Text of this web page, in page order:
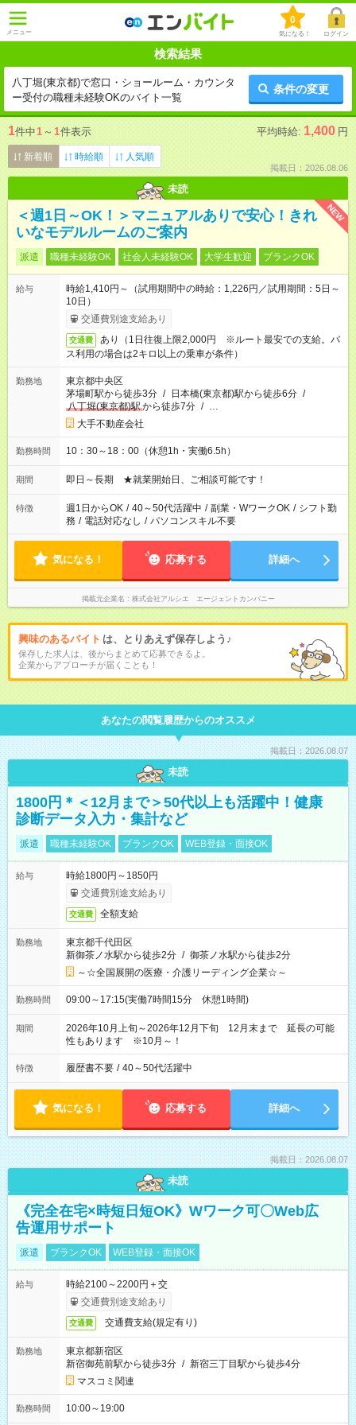
メニュー
0
気になる！ ログイン
検索結果
八丁堀(東京都)で窓口・ショールーム・カウンタ
ー受付の職種未経験OKのバイト一覧
条件の変更
1件中1 ～ 1件表示 平均時給: 1,400 円
新着順 時給順 人気順
掲載日：2026.08.06
未読
NEW
＜週1日～OK！＞マニュアルありで安心！きれ
いなモデルルームのご案内
派遣 職種未経験OK 社会人未経験OK 大学生歓迎 ブランクOK
給与
時給1,410円～（試用期間中の時給：1,226円／試用期間：5日～
10日）
交通費別途支給あり
交通費
あり（1日往復上限2,000円 ※ルート最安での支給。バ
ス利用の場合は2キロ以上の乗車が条件）
勤務地
東京都中央区
茅場町駅から徒歩3分 / 日本橋(東京都)駅から徒歩6分 /
八丁堀(東京都)駅から徒歩7分 / …
大手不動産会社
勤務時間 10：30～18：00（休憩1h・実働6.5h）
期間 即日～長期 ★就業開始日、ご相談可能です！
特徴 週1日からOK / 40～50代活躍中 / 副業・WワークOK / シフト勤
務 / 電話対応なし / パソコンスキル不要
気になる！ 応募する 詳細へ
掲載元企業名 株式会社アルシエ エージェントカンパニー
興味のあるバイト は、とりあえず保存しよう♪
保存した求人は、後からまとめて応募できるよ。
企業からアプローチが届くことも！
あなたの閲覧履歴からのオススメ
掲載日：2026.08.07
未読
1800円＊＜12月まで＞50代以上も活躍中！健康
診断データ入力・集計など
派遣 職種未経験OK ブランクOK WEB登録・面接OK
給与
時給1800円～1850円
交通費別途支給あり
交通費 全額支給
勤務地
東京都千代田区
新御茶ノ水駅から徒歩2分 / 御茶ノ水駅から徒歩2分
～☆全国展開の医療・介護リーディング企業☆～
勤務時間 09:00～17:15(実働7時間15分 休憩1時間)
期間
2026年10月上旬～2026年12月下旬 12月末まで 延長の可能
性もあります ※10月～！
特徴 履歴書不要 / 40～50代活躍中
気になる！ 応募する 詳細へ
掲載日：2026.08.07
未読
《完全在宅×時短日短OK》Wワーク可〇Web広
告運用サポート
派遣 ブランクOK WEB登録・面接OK
給与
時給2100～2200円＋交
交通費別途支給あり
交通費 交通費支給(規定有り)
勤務地
東京都新宿区
新宿御苑前駅から徒歩3分 / 新宿三丁目駅から徒歩4分
マスコミ関連
勤務時間 10:00～19:00